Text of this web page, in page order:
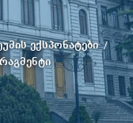
ექსპონატები